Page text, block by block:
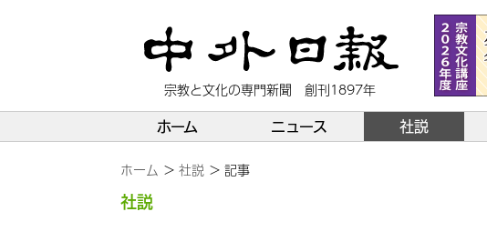
宗教と文化の専門新聞 創刊1897年
ホーム ニュース 社説
ホーム 社説 記事
社説